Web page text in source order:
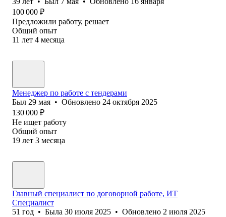
100 000 ₽
Предложили работу, решает
Общий опыт
11 лет 4 месяца
Менеджер по работе с тендерами
Был 29 мая • Обновлено 24 октября 2025
130 000 ₽
Не ищет работу
Общий опыт
19 лет 3 месяца
Главный специалист по договорной работе, ИТ
Специалист
51 год • Была 30 июля 2025 • Обновлено 2 июля 2025